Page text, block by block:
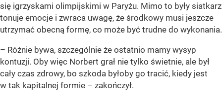
się igrzyskami olimpijskimi w Paryżu. Mimo to były siatkarz
tonuje emocje i zwraca uwagę, że środkowy musi jeszcze
utrzymać obecną formę, co może być trudne do wykonania.
– Różnie bywa, szczególnie że ostatnio mamy wysyp
kontuzji. Oby więc Norbert grał nie tylko świetnie, ale był
cały czas zdrowy, bo szkoda byłoby go tracić, kiedy jest
w tak kapitalnej formie – zakończył.